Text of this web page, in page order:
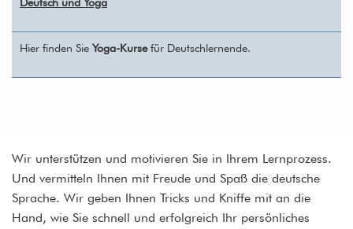
Hier finden Sie Yoga-Kursefür Deutschlernende.
Wir unterstützen und motivieren Sie in Ihrem Lernprozess.
Und vermitteln Ihnen mit Freude und Spaß die deutsche
Sprache. Wir geben Ihnen Tricks und Kniffe mit an die
Hand, wie Sie schnell und erfolgreich Ihr persönliches